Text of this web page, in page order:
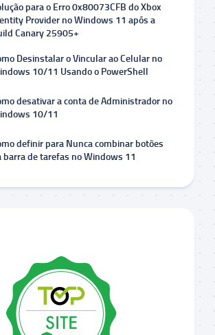
para o Erro 0x80073CFB do Xbox
Provider no Windows 11 após a
Canary 25905+
Desinstalar o Vincular ao Celular no
10/11 Usando o PowerShell
desativar a conta de Administrador no
10/11
definir para Nunca combinar botões
barra de tarefas no Windows 11